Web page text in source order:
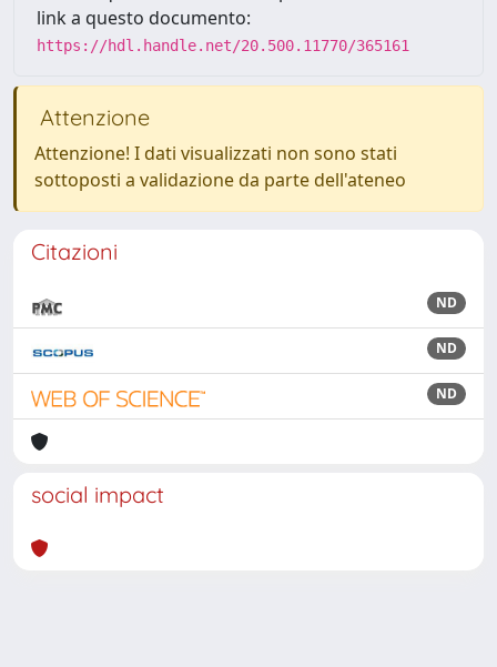
link a questo documento:
https://hdl.handle.net/20.500.11770/365161
Attenzione
Attenzione! I dati visualizzati non sono stati
sottoposti a validazione da parte dell'ateneo
Citazioni
ND
ND
ND
social impact